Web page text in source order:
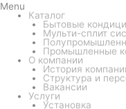
Menu
Каталог
Бытовые
Мульти-сплит
Промышленные
О компании
История
Структура и
Вакансии
Услуги
Установка